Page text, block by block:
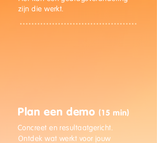
zijn die werkt.
Plan een demo(15 min)
Concreet en resultaatgericht.
Ontdek wat werkt voor jouw